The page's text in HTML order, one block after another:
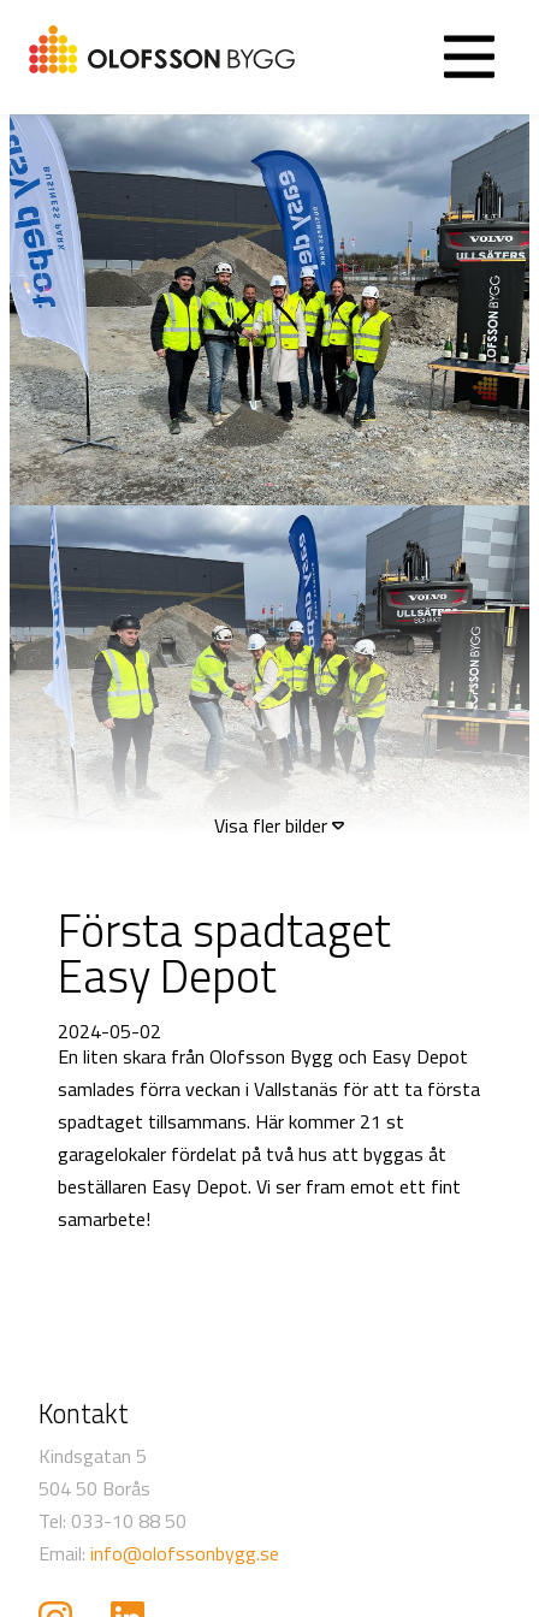
Visa fler bilder
Första spadtaget
Easy Depot
2024-05-02
En liten skara från Olofsson Bygg och Easy Depot
samlades förra veckan i Vallstanäs för att ta första
spadtaget tillsammans. Här kommer 21 st
garagelokaler fördelat på två hus att byggas åt
beställaren Easy Depot. Vi ser fram emot ett fint
samarbete!
Kontakt
Kindsgatan 5
504 50 Borås
Tel: 033-10 88 50
Email: info@olofssonbygg.se